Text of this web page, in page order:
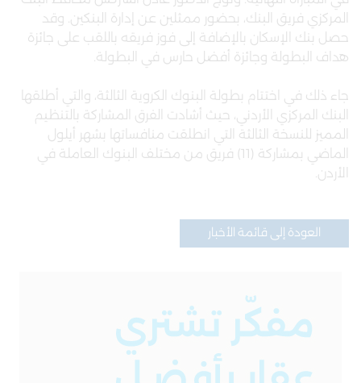
المركزي فريق البنك، بحضور ممثلين عن إدارة البنكين. وقد
حصل بنك الإسكان بالإضافة إلى فوز فريقه باللقب على جائزة
هداف البطولة وجائزة أفضل حارس في البطولة.
جاء ذلك في اختتام بطولة البنوك الكروية الثالثة، والتي أطلقها
البنك المركزي الأردني، حيث أشادت الفرق المشاركة بالتنظيم
المميز للنسخة الثالثة التي انطلقت منافساتها بشهر أيلول
الماضي بمشاركة (11) فريق من مختلف البنوك العاملة في
الأردن.
العودة إلى قائمة الأخبار